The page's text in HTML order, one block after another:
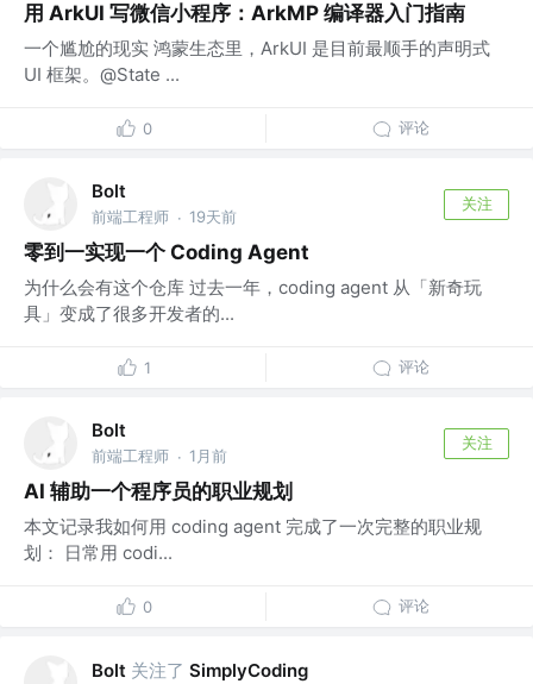
用 ArkUI 写微信小程序：ArkMP 编译器入门指南
一个尴尬的现实 鸿蒙生态里，ArkUI 是目前最顺手的声明式
UI 框架。@State ...
0 评论
Bolt
前端工程师 · 19天前
关注
零到一实现一个 Coding Agent
为什么会有这个仓库 过去一年，coding agent 从「新奇玩
具」变成了很多开发者的...
1 评论
Bolt
前端工程师 · 1月前
关注
AI 辅助一个程序员的职业规划
本文记录我如何用 coding agent 完成了一次完整的职业规
划： 日常用 codi...
0 评论
Bolt 关注了 SimplyCoding